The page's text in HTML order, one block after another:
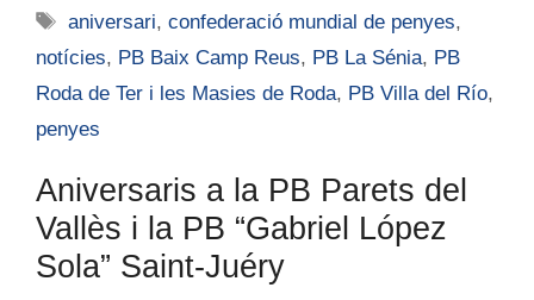
aniversari,confederació mundial de penyes,
notícies, PB Baix Camp Reus, PB La Sénia, PB
Roda de Ter i les Masies de Roda, PB Villa del Río,
penyes
Aniversaris a la PB Parets del
Vallès i la PB “Gabriel López
Sola” Saint-Juéry